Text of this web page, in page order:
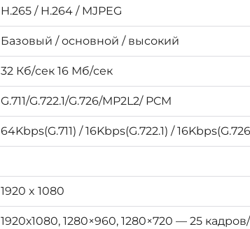
H.265 / H.264 / MJPEG
Базовый / основной / высокий
32 Кб/сек 16 Мб/сек
G.711/G.722.1/G.726/MP2L2/ PCM
64Kbps(G.711) / 16Kbps(G.722.1) /
1920 x 1080
1920х1080, 1280×960, 1280×720 — 25